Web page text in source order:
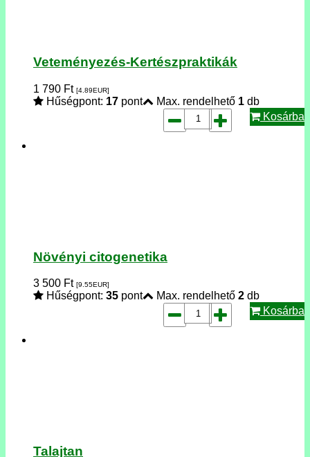
Veteményezés-Kertészpraktikák
1 790 Ft [4.89EUR]
Hűségpont: 17 pont Max. rendelhető 1 db
Kosárba
Növényi citogenetika
3 500 Ft [9.55EUR]
Hűségpont: 35 pont Max. rendelhető 2 db
Kosárba
Talajtan